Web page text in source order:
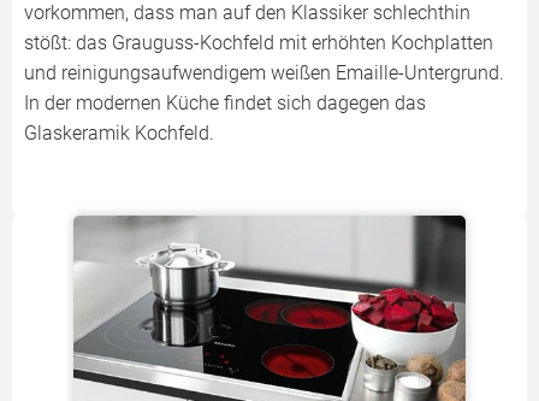
vorkommen, dass man auf den Klassiker schlechthin
stößt: das Grauguss-Kochfeld mit erhöhten Kochplatten
und reinigungsaufwendigem weißen Emaille-Untergrund.
In der modernen Küche findet sich dagegen das
Glaskeramik Kochfeld.